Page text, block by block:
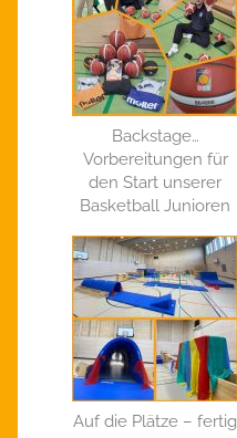
Backstage…
Vorbereitungen für
den Start unserer
Basketball Junioren
Auf die Plätze – fertig